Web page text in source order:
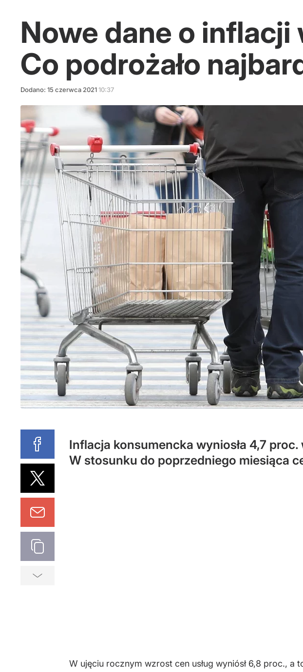
Nowe dane o inflacji
Co podrożało
Dodano: 15 czerwca 202110:37
Inflacja konsumencka wyniosła 4,7 proc.
W stosunku do poprzedniego miesiąca
W ujęciu rocznym wzrost cen usług wyniósł 6,8 proc.,